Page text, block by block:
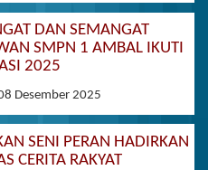
DAN SEMANGAT
SMPN 1 AMBAL IKUTI
2025
Desember 2025
SENI PERAN HADIRKAN
CERITA RAKYAT